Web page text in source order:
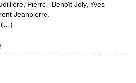
Pierre –Benoît Joly, Yves
Jeanpierre.
(…)